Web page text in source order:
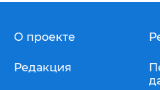
О проекте
Редакция